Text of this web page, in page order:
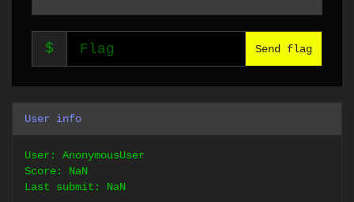
$ Send flag
User info
User: AnonymousUser
Score: NaN
Last submit: NaN